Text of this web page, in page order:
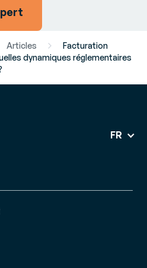
Articles
Facturation
dynamiques réglementaires
FR